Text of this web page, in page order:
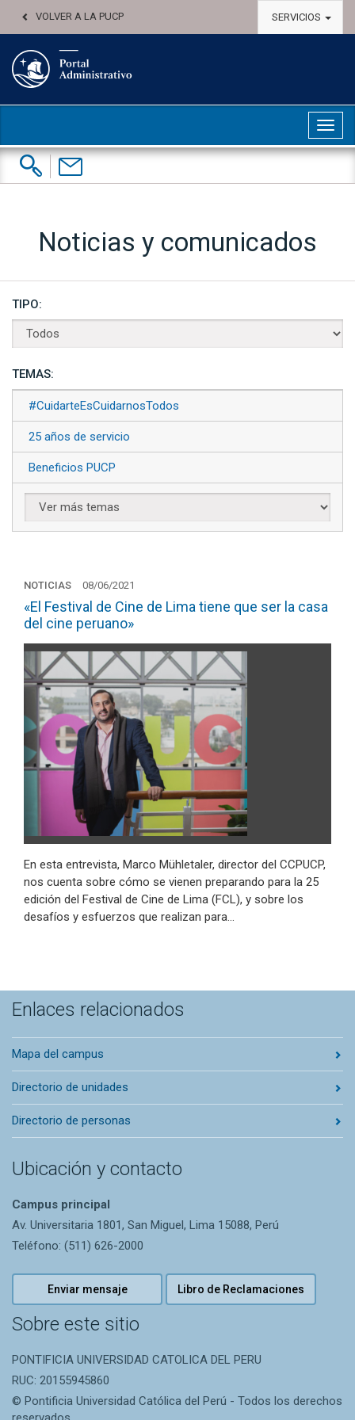
VOLVER A LA PUCP SERVICIOS
Buscar:
Contáctenos
Noticias y comunicados
TIPO:
TEMAS:
#CuidarteEsCuidarnosTodos
25 años de servicio
Beneficios PUCP
NOTICIAS 08/06/2021
«El Festival de Cine de Lima tiene que ser la casa
del cine peruano»
En esta entrevista, Marco Mühletaler, director del CCPUCP,
nos cuenta sobre cómo se vienen preparando para la 25
edición del Festival de Cine de Lima (FCL), y sobre los
desafíos y esfuerzos que realizan para…
Enlaces relacionados
Mapa del campus
Directorio de unidades
Directorio de personas
Ubicación y contacto
Campus principal
Av. Universitaria 1801, San Miguel, Lima 15088, Perú
Teléfono: (511) 626-2000
Enviar mensaje Libro de Reclamaciones
Sobre este sitio
PONTIFICIA UNIVERSIDAD CATOLICA DEL PERU
RUC: 20155945860
© Pontificia Universidad Católica del Perú - Todos los derechos